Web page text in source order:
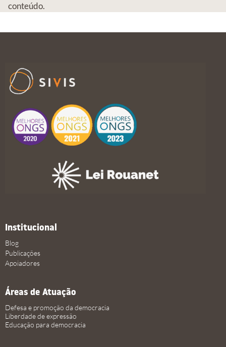
conteúdo.
Institucional
Blog
Publicações
Apoiadores
Áreas de Atuação
Defesa e promoção da democracia
Liberdade de expressão
Educação para democracia